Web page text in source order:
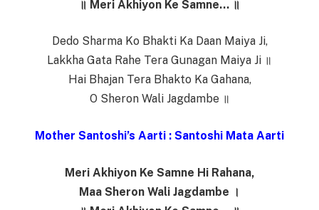
॥ Meri Akhiyon Ke Samne… ॥
Dedo Sharma Ko Bhakti Ka Daan Maiya Ji,
Lakkha Gata Rahe Tera Gunagan Maiya Ji ॥
Hai Bhajan Tera Bhakto Ka Gahana,
O Sheron Wali Jagdambe ॥
Mother Santoshi’s Aarti : Santoshi Mata Aarti
Meri Akhiyon Ke Samne Hi Rahana,
Maa Sheron Wali Jagdambe ।